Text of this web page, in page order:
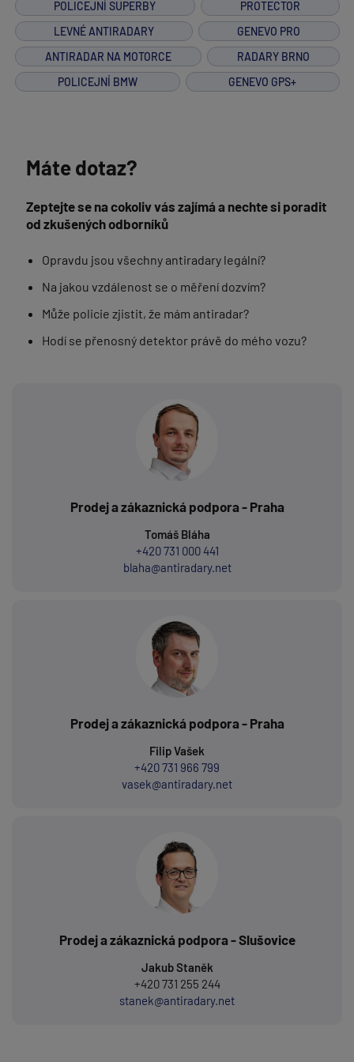
POLICEJNÍ SUPERBY
PROTECTOR
LEVNÉ ANTIRADARY
GENEVO PRO
ANTIRADAR NA MOTORCE
RADARY BRNO
POLICEJNÍ BMW
GENEVO GPS+
Máte dotaz?
Zeptejte se na cokoliv vás zajímá a nechte si poradit
od zkušených odborníků
Opravdu jsou všechny antiradary legální?
Na jakou vzdálenost se o měření dozvím?
Může policie zjistit, že mám antiradar?
Hodí se přenosný detektor právě do mého vozu?
Prodej a zákaznická podpora - Praha
Tomáš Bláha
+420 731 000 441
blaha@antiradary.net
Prodej a zákaznická podpora - Praha
Filip Vašek
+420 731 966 799
vasek@antiradary.net
Prodej a zákaznická podpora - Slušovice
Jakub Staněk
+420 731 255 244
stanek@antiradary.net